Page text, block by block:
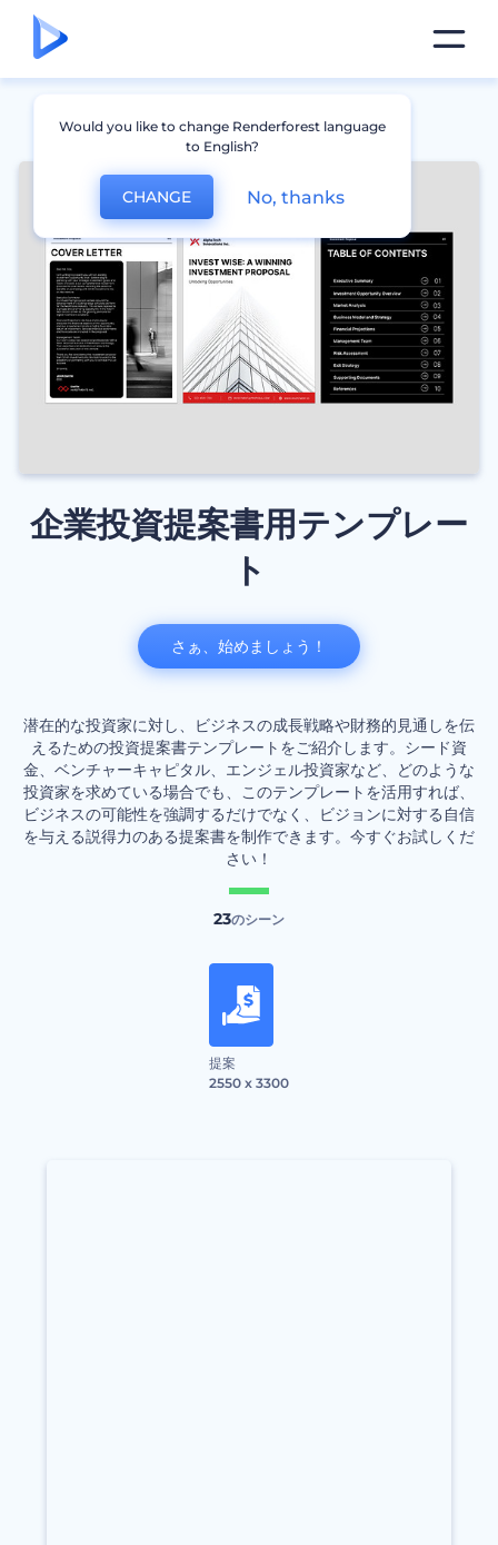
企業投資提案書用テンプレー
ト
潜在的な投資家に対し、ビジネスの成長戦略や財務的見通しを伝
えるための投資提案書テンプレートをご紹介します。シード資
金、ベンチャーキャピタル、エンジェル投資家など、どのような
投資家を求めている場合でも、このテンプレートを活用すれば、
ビジネスの可能性を強調するだけでなく、ビジョンに対する自信
を与える説得力のある提案書を制作できます。今すぐお試しくだ
さい！
23のシーン
提案
2550 x 3300
さぁ、始めましょう！
Would you like to change Renderforest language
to English?
CHANGE No, thanks